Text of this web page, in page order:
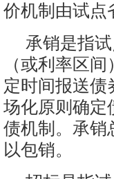
价机制由试点
承销是指
（或利率区
定时间报送债
场化原则确定
债机制。承销
以包销。